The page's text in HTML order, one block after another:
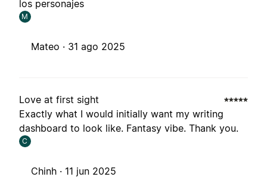
los personajes
M
Mateo · 31 ago 2025
Love at first sight
Exactly what I would initially want my writing
dashboard to look like. Fantasy vibe. Thank you.
C
Chinh · 11 jun 2025